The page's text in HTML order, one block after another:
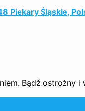
Piekary Śląskie,
Bądź ostrożny